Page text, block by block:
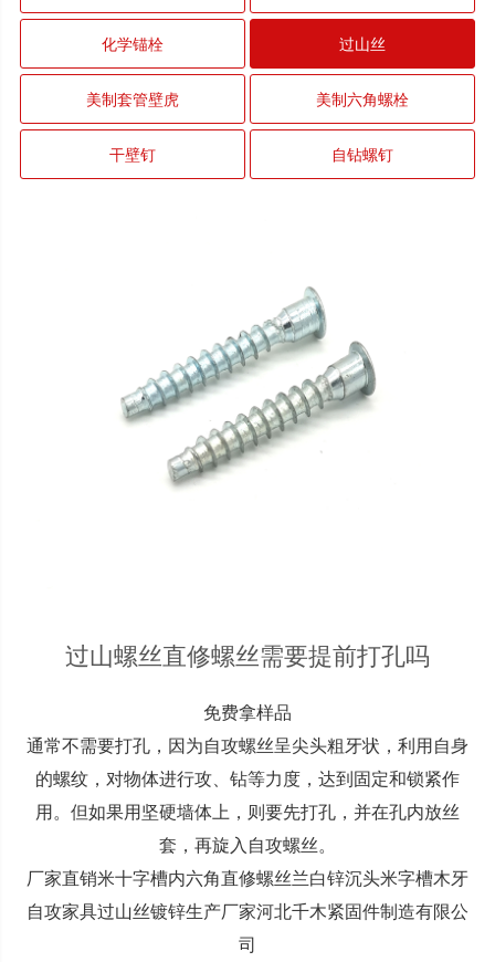
化学锚栓 过山丝
美制套管壁虎 美制六角螺栓
干壁钉 自钻螺钉
过山螺丝直修螺丝需要提前打孔吗
免费拿样品
通常不需要打孔，因为自攻螺丝呈尖头粗牙状，利用自身
的螺纹，对物体进行攻、钻等力度，达到固定和锁紧作
用。但如果用坚硬墙体上，则要先打孔，并在孔内放丝
套，再旋入自攻螺丝。
厂家直销米十字槽内六角直修螺丝兰白锌沉头米字槽木牙
自攻家具过山丝镀锌生产厂家河北千木紧固件制造有限公
司